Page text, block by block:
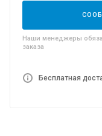
Наши менеджеры
заказа
Бесплатная